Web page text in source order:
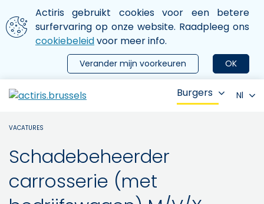
Aller au contenu principal
We gebruiken cookies
Actiris gebruikt cookies voor een betere
surfervaring op onze website. Raadpleeg ons
cookiebeleidvoor meer info.
OK
Verander mijn voorkeuren
le menu
Burgers Nl
VACATURES
Schadebeheerder
carrosserie (met